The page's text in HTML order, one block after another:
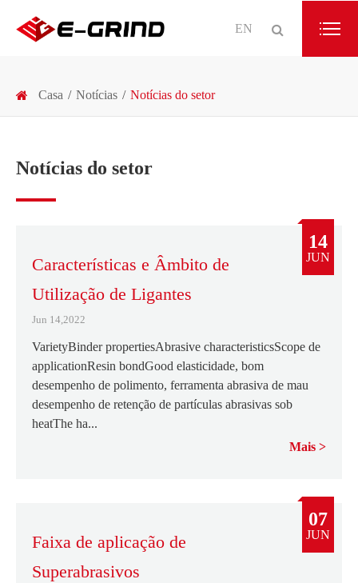
EN
Casa Notícias Notícias do setor
Notícias do setor
Características e Âmbito de
Utilização de Ligantes
Jun 14,2022
VarietyBinder propertiesAbrasive characteristicsScope de
applicationResin bondGood elasticidade, bom
desempenho de polimento, ferramenta abrasiva de mau
desempenho de retenção de partículas abrasivas sob
heatThe ha...
Mais
14
JUN
Faixa de aplicação de
Superabrasivos
07
JUN